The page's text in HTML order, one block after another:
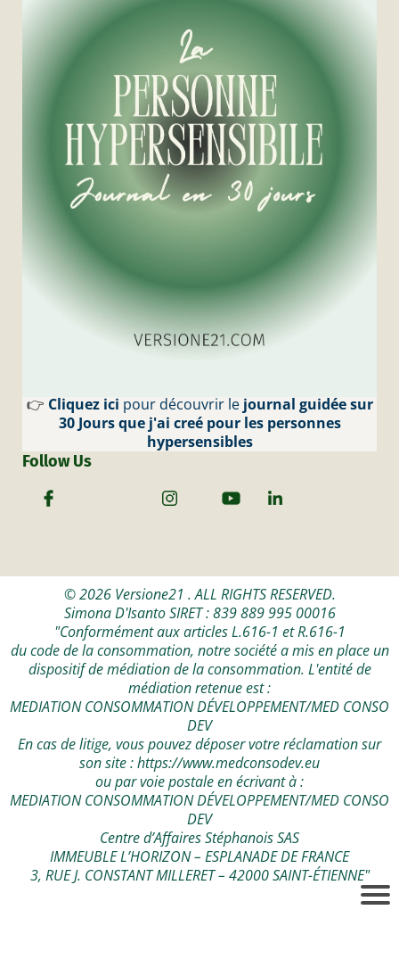
👉 Cliquez ici pour découvrir le journal guidée sur
30 Jours que j'ai creé pour les personnes
hypersensibles
Follow Us
© 2026 Versione21 . ALL RIGHTS RESERVED.
Simona D'Isanto SIRET : 839 889 995 00016
"Conformément aux articles L.616-1 et R.616-1
du code de la consommation, notre société a mis en place un
dispositif de médiation de la consommation. L'entité de
médiation retenue est :
MEDIATION CONSOMMATION DÉVELOPPEMENT/MED CONSO
DEV
En cas de litige, vous pouvez déposer votre réclamation sur
son site :https://www.medconsodev.eu
ou par voie postale en écrivant à :
MEDIATION CONSOMMATION DÉVELOPPEMENT/MED CONSO
DEV
Centre d’Affaires Stéphanois SAS
IMMEUBLE L’HORIZON – ESPLANADE DE FRANCE
3, RUE J. CONSTANT MILLERET – 42000 SAINT-ÉTIENNE"